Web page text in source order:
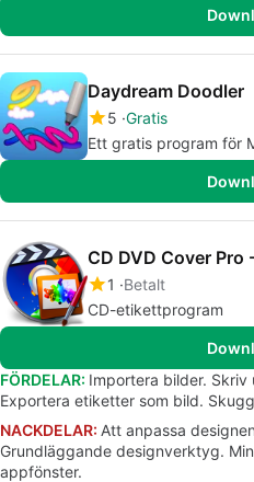
Daydream Doodler
5 Gratis
Ett gratis program för
CD DVD Cover Pro
1
Betalt
CD-etikettprogram
FÖRDELAR: Importera bilder.
Exportera etiketter som bild.
NACKDELAR: Att anpassa
Grundläggande designverktyg.
appfönster.